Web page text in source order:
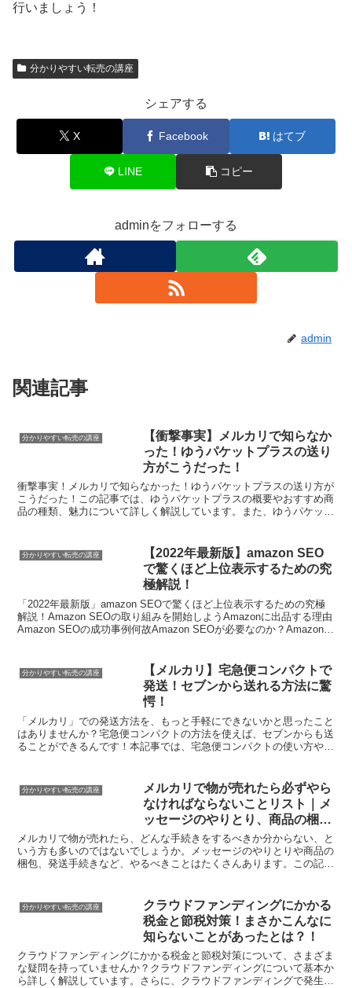
行いましょう！
分かりやすい転売の講座
シェアする
X Facebook はてブ
LINE コピー
adminをフォローする
admin
関連記事
分かりやすい転売の講座
【衝撃事実】メルカリで知らなか
った！ゆうパケットプラスの送り
方がこうだった！
衝撃事実！メルカリで知らなかった！ゆうパケットプラスの送り方が
こうだった！この記事では、ゆうパケットプラスの概要やおすすめ商
品の種類、魅力について詳しく解説しています。また、ゆうパケット
分かりやすい転売の講座
【2022年最新版】amazon SEO
で驚くほど上位表示するための究
極解説！
「2022年最新版」amazon SEOで驚くほど上位表示するための究極
解説！Amazon SEOの取り組みを開始しようAmazonに出品する理由
Amazon SEOの成功事例何故Amazon SEOが必要なのか？Amazonの
分かりやすい転売の講座
【メルカリ】宅急便コンパクトで
発送！セブンから送れる方法に驚
愕！
「メルカリ」での発送方法を、もっと手軽にできないかと思ったこと
はありませんか？宅急便コンパクトの方法を使えば、セブンからも送
ることができるんです！本記事では、宅急便コンパクトの使い方や利
分かりやすい転売の講座
メルカリで物が売れたら必ずやら
なければならないことリスト｜メ
ッセージのやりとり、商品の梱
包、発送手続きなど
メルカリで物が売れたら、どんな手続きをするべきか分からない、と
いう方も多いのではないでしょうか。メッセージのやりとりや商品の
梱包、発送手続きなど、やるべきことはたくさんあります。この記事
分かりやすい転売の講座
クラウドファンディングにかかる
税金と節税対策！まさかこんなに
知らないことがあったとは？！
クラウドファンディングにかかる税金と節税対策について、さまざま
な疑問を持っていませんか？クラウドファンディングについて基本か
ら詳しく解説しています。さらに、クラウドファンディングで発生す